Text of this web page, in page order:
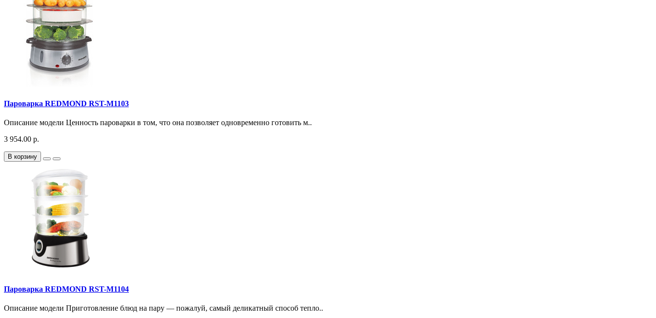
Пароварка REDMOND RST-M1103
Описание модели Ценность пароварки в том, что она позволяет одновременно готовить м..
3 954.00 р.
В корзину
Пароварка REDMOND RST-M1104
Описание модели Приготовление блюд на пару — пожалуй, самый деликатный способ тепло..